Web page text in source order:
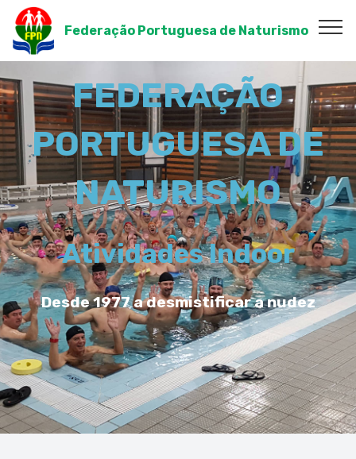
Federação Portuguesa de Naturismo
FEDERAÇÃO
PORTUGUESA DE
NATURISMO
Atividades Indoor
Desde 1977 a desmistificar a nudez